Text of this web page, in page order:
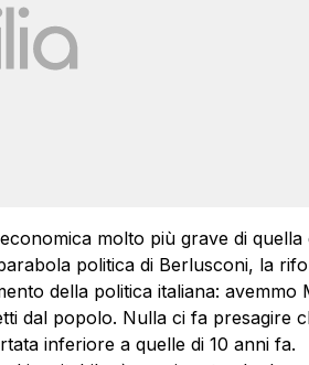
molto più grave di quella
politica di Berlusconi, la
della politica italiana: avemmo
dal popolo. Nulla ci fa presagire
inferiore a quelle di 10 anni fa.